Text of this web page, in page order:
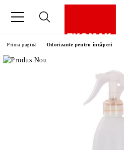
Prima pagină Odorizante pentru încăperi